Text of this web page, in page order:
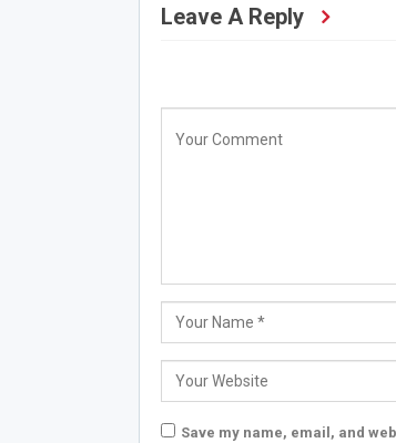
Leave A Reply
Save my name, email, and